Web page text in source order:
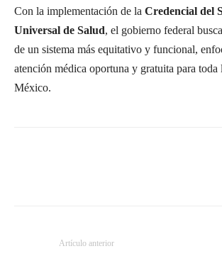
Con la implementación de la Credencial del
Universal de Salud, el gobierno federal
de un sistema más equitativo y funcional,
atención médica oportuna y gratuita para toda
México.
Artículo anterior